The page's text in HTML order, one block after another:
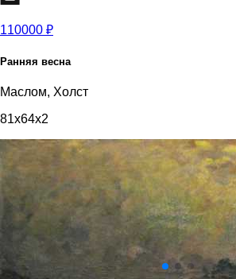
110000 ₽
Ранняя весна
Маслом, Холст
81x64x2